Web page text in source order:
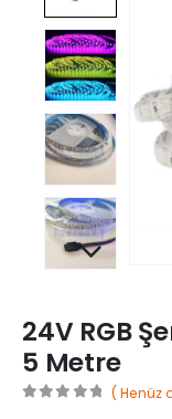
24V RGB
5 Metre
( Henüz